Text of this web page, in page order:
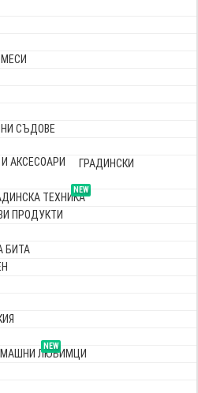
СЪДОВЕ
ГРАДИНСКИ
NEW
ТЕХНИКА
ПРОДУКТИ
БИТА
NEW
ЛЮБИМЦИ